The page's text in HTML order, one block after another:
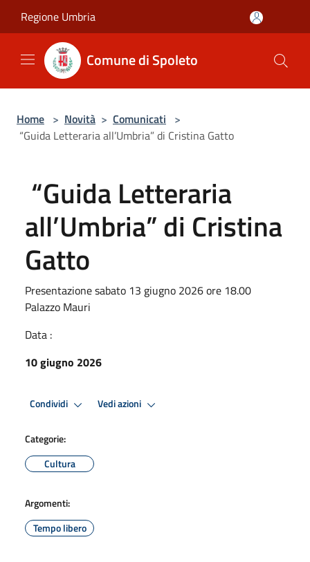
Regione Umbria
Comune di Spoleto
Home > Novità > Comunicati >
“Guida Letteraria all’Umbria” di Cristina Gatto
“Guida Letteraria
all’Umbria” di Cristina
Gatto
Presentazione sabato 13 giugno 2026 ore 18.00
Palazzo Mauri
Data :
10 giugno 2026
Condividi Vedi azioni
Categorie:
Cultura
Argomenti:
Tempo libero